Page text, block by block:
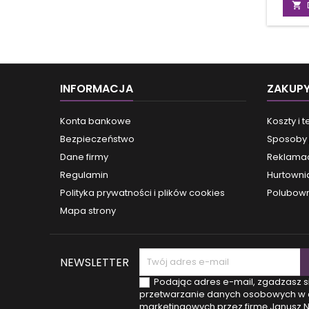
jest
nas
we

INFORMACJA
Konta bankowe
Bezpieczeństwo
Dane firmy
Regulamin
Polityka prywatności i plików cookies
Mapa strony
Koszty i
Sposoby
NEWSLETTER
Podając adres e-mail, zgadzasz
przetwarzanie danych osobowych w